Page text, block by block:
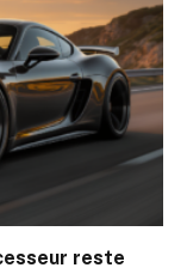
reste